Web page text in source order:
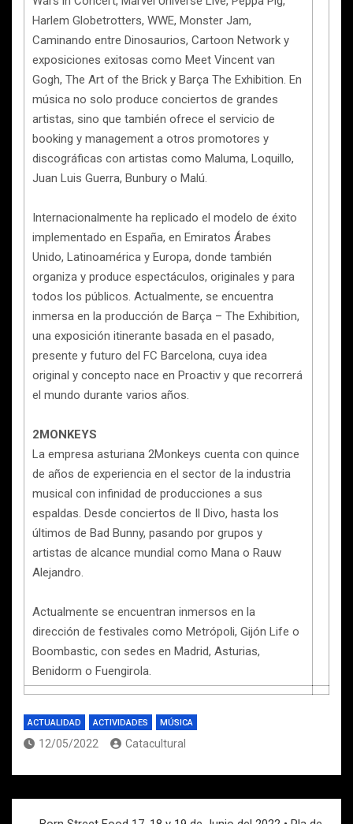
Harlem Globetrotters, WWE, Monster Jam,
Caminando entre Dinosaurios, Cartoon Network y
exposiciones exitosas como Meet Vincent van
Gogh, The Art of the Brick y Barça The Exhibition. En
música no solo produce conciertos de grandes
artistas, sino que también ofrece el servicio de
booking y management a otros promotores y
discográficas con artistas como Maluma, Loquillo,
Juan Luis Guerra, Bunbury o Malú.
Internacionalmente ha replicado el modelo de éxito
implementado en España, en Emiratos Árabes
Unido, Latinoamérica y Europa, donde también
organiza y produce espectáculos, originales y para
todos los públicos. Actualmente, se encuentra
inmersa en la producción de Barça – The Exhibition,
una exposición itinerante basada en el pasado,
presente y futuro del FC Barcelona, cuya idea
original y concepto nace en Proactiv y que recorrerá
el mundo durante varios años.
2MONKEYS
La empresa asturiana 2Monkeys cuenta con quince
de años de experiencia en el sector de la industria
musical con infinidad de producciones a sus
espaldas. Desde conciertos de Il Divo, hasta los
últimos de Bad Bunny, pasando por grupos y
artistas de alcance mundial como Mana o Rauw
Alejandro.
Actualmente se encuentran inmersos en la
dirección de festivales como Metrópoli, Gijón Life o
Boombastic, con sedes en Madrid, Asturias,
Benidorm o Fuengirola.
ACTUALIDAD ACTIVIDADES MÚSICA
12/05/2022 Catacultural